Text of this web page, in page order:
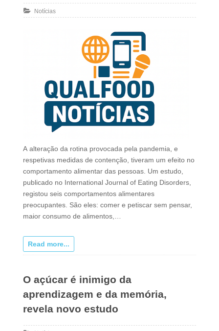
Notícias
A alteração da rotina provocada pela pandemia, e
respetivas medidas de contenção, tiveram um efeito no
comportamento alimentar das pessoas. Um estudo,
publicado no International Journal of Eating Disorders,
registou seis comportamentos alimentares
preocupantes. São eles: comer e petiscar sem pensar,
maior consumo de alimentos,…
Read more...
O açúcar é inimigo da
aprendizagem e da memória,
revela novo estudo